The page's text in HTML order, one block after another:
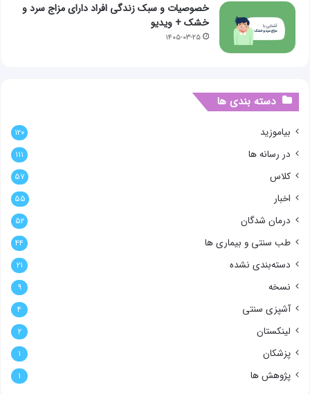
خصوصیات و سبک زندگی افراد دارای مزاج سرد و
خشک + ویدیو
۱۴۰۵-۰۳-۲۵
دسته بندی ها
بیاموزید ۱۲۰
در رسانه ها ۱۱۱
کلاس ۵۷
اخبار ۵۵
درمان شدگان ۵۲
طب سنتی و بیماری ها ۴۴
دسته‌بندی نشده ۲۱
نسخه ۹
آشپزی سنتی ۴
لینکستان ۲
پزشکان ۱
پژوهش ها ۱